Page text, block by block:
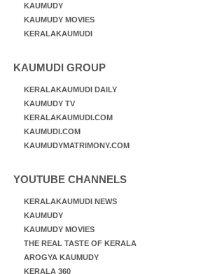
KAUMUDY
KAUMUDY MOVIES
KERALAKAUMUDI
KAUMUDI GROUP
KERALAKAUMUDI DAILY
KAUMUDY TV
KERALAKAUMUDI.COM
KAUMUDI.COM
KAUMUDYMATRIMONY.COM
YOUTUBE CHANNELS
KERALAKAUMUDI NEWS
KAUMUDY
KAUMUDY MOVIES
THE REAL TASTE OF KERALA
AROGYA KAUMUDY
KERALA 360